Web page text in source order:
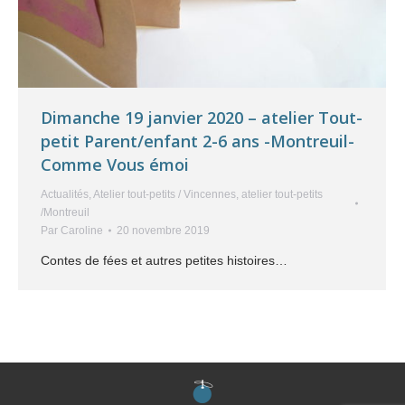
Dimanche 19 janvier 2020 – atelier Tout-
petit Parent/enfant 2-6 ans -Montreuil-
Comme Vous émoi
Actualités, Atelier tout-petits / Vincennes, atelier tout-petits
/Montreuil
Par Caroline 20 novembre 2019
Contes de fées et autres petites histoires…